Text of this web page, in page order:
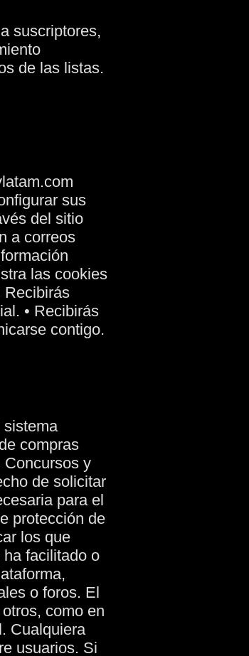
suscriptores,
de las listas.
sus
del sitio
a correos
las cookies
Recibirás
• Recibirás
contigo.
sistema
compras
Concursos y
de solicitar
para el
protección de
los que
facilitado o
o foros. El
como en
Cualquiera
usuarios. Si